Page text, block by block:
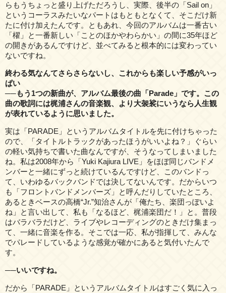
らもうちょっと盛り上げただろうし、実際、後半の「Sail on」
というコーラスみたいなパートはもともとなくて、そこだけ新
たに付け加えたんです。ともあれ、今回のアルバムは一番古い
「櫂」と一番新しい「ことのほかやわらかい」の間に35年ほど
の開きがあるんですけど、並べてみると根本的には変わってい
ないですね。
終わる気なんてさらさらないし、これからも楽しい予感がいっ
ぱい
──もう1つの新曲が、アルバム最後の曲「Parade」です。この
曲の歌詞には梶浦さんの音楽観、より大袈裟にいうなら人生観
が表れているように思いました。
実は「PARADE」というアルバムタイトルを先に付けちゃった
ので、「タイトルトラックがあったほうがいいよね？」ぐらい
の軽い気持ちで書いた曲なんですが、そうなってしまいました
ね。私は2008年から「Yuki Kajiura LIVE」をほぼ同じバンドメ
ンバーと一緒にずっと続けているんですけど、このバンドっ
て、いわゆるバックバンドでは決してないんです。だからいつ
も「フロントバンドメンバーズ」と呼んだりしていたところ、
あるときベースの高橋“Jr.”知治さんが「俺たち、楽団っぽいよ
ね」と言い出して、私も「なるほど、梶浦楽団だ！」と。普段
はバラバラだけど、ライブやレコーディングのときだけ集まっ
て、一緒に音楽を作る。そこでは一応、私が指揮して、みんな
でパレードしているような感覚が確かにあると気付いたんで
す。
──いいですね。
だから「PARADE」というアルバムタイトルはすごく気に入っ